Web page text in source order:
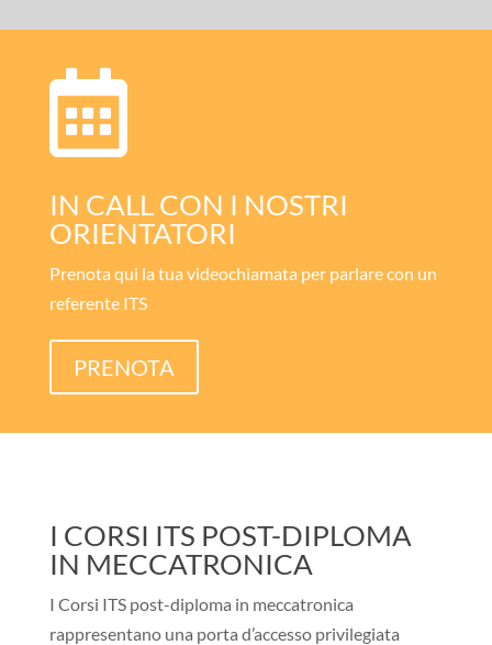

IN CALL CON I NOSTRI
ORIENTATORI
Prenota qui la tua videochiamata per parlare con un
referente ITS
PRENOTA
I CORSI ITS POST-DIPLOMA
IN MECCATRONICA
I Corsi ITS post-diploma in meccatronica
rappresentano una porta d’accesso privilegiata